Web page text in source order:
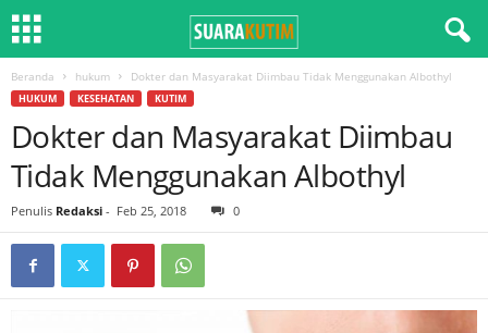
Beranda hukum Dokter dan Masyarakat Diimbau Tidak Menggunakan Albothyl
HUKUM KESEHATAN KUTIM
Dokter dan Masyarakat Diimbau
Tidak Menggunakan Albothyl
Penulis Redaksi - Feb 25, 2018 0